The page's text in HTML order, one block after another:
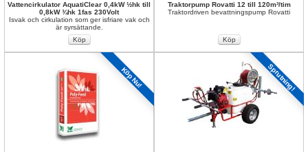
Vattencirkulator AquatiClear 0,4kW ½hk till
0,8kW ¾hk 1fas 230Volt
Isvak och cirkulation som ger isfriare vak och
är syrsättande.
Traktorpump Rovatti 12 till 120m³/tim
Traktordriven bevattningspump Rovatti
Köp Nu! Sprutning!